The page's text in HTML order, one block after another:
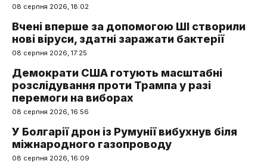
08 серпня 2026, 18:02
Вчені вперше за допомогою ШІ створили
нові віруси, здатні заражати бактерії
08 серпня 2026, 17:25
Демократи США готують масштабні
розслідування проти Трампа у разі
перемоги на виборах
08 серпня 2026, 16:56
У Болгарії дрон із Румунії вибухнув біля
міжнародного газопроводу
08 серпня 2026, 16:09